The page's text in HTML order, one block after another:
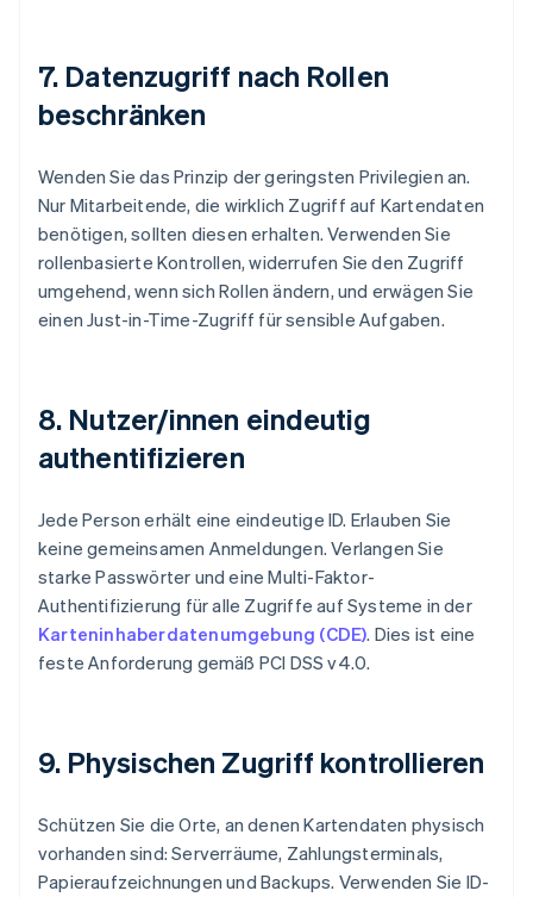
7. Datenzugriff nach Rollen
beschränken
Wenden Sie das Prinzip der geringsten Privilegien an.
Nur Mitarbeitende, die wirklich Zugriff auf Kartendaten
benötigen, sollten diesen erhalten. Verwenden Sie
rollenbasierte Kontrollen, widerrufen Sie den Zugriff
umgehend, wenn sich Rollen ändern, und erwägen Sie
einen Just-in-Time-Zugriff für sensible Aufgaben.
8. Nutzer/innen eindeutig
authentifizieren
Jede Person erhält eine eindeutige ID. Erlauben Sie
keine gemeinsamen Anmeldungen. Verlangen Sie
starke Passwörter und eine Multi-Faktor-
Authentifizierung für alle Zugriffe auf Systeme in der
Karteninhaberdatenumgebung (CDE). Dies ist eine
feste Anforderung gemäß PCI DSS v4.0.
9. Physischen Zugriff kontrollieren
Schützen Sie die Orte, an denen Kartendaten physisch
vorhanden sind: Serverräume, Zahlungsterminals,
Papieraufzeichnungen und Backups. Verwenden Sie ID-